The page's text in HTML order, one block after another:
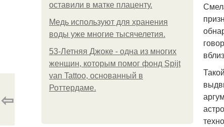
оставили в матке плаценту.
Медь используют для хранения
воды уже многие тысячелетия.
53-Летняя Джоке - одна из многих
женщин, которым помог фонд Spijt
van Tattoo, основанный в
Роттердаме.
⇦